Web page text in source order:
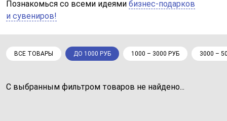
Познакомься со всеми идеями бизнес-подарков
и сувениров!
ВСЕ ТОВАРЫ ДО 1000 РУБ 1000 – 3000 РУБ 3000 –
С выбранным фильтром товаров не найдено...